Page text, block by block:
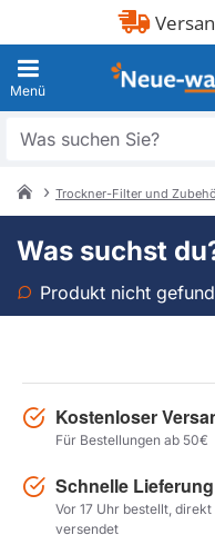
Was
Sie?
Trockner-Filter und
Was suchst
Produkt nicht
Kostenloser
Für Bestellungen ab 50€
Schnelle Lieferung
Vor 17 Uhr bestellt, direkt
versendet